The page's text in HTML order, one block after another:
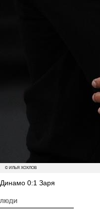
© ИЛЬЯ ХОХЛОВ
Динамо 0:1 Заря
ЛЮДИ